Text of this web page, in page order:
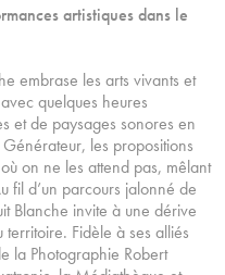
artistiques dans le
embrase les arts vivants et
quelques heures
et de paysages sonores en
les propositions
on ne les attend pas, mêlant
fil d’un parcours jalonné de
Blanche invite à une dérive
Fidèle à ses alliés
la Photographie Robert